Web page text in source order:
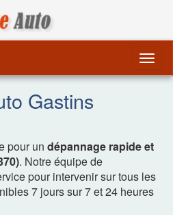
Gastins
pour un dépannage rapide et
. Notre équipe de
pour intervenir sur tous les
7 jours sur 7 et 24 heures